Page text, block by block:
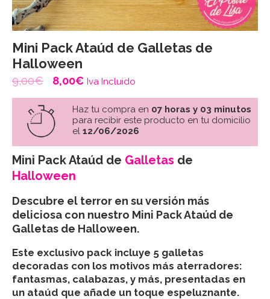
Mini Pack Ataúd de Galletas de
Halloween
9,00€
El
precio
original
9,00€.
8,00€El
precio
actual
es:
8,00€.
Iva Incluido
Haz tu compra en 07 horas y 03 minutos
para recibir este producto en tu domicilio
el 12/06/2026
Mini Pack Ataúd de Galletas de
Halloween
Descubre el terror en su versión más
deliciosa con nuestro Mini Pack Ataúd de
Galletas de Halloween.
Este exclusivo pack incluye 5 galletas
decoradas con los motivos más aterradores:
fantasmas, calabazas, y más, presentadas en
un ataúd que añade un toque espeluznante.